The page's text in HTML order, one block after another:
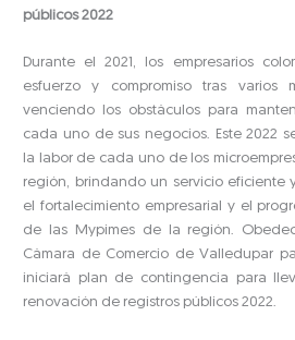
públicos 2022
Durante el 2021, los empresarios
esfuerzo y compromiso tras varios
venciendo los obstáculos para
cada uno de sus negocios. Este 2022
la labor de cada uno de los
región, brindando un servicio eficiente
el fortalecimiento empresarial y el
de las Mypimes de la región.
Cámara de Comercio de Valledupar
iniciará plan de contingencia para
renovación de registros públicos 2022.